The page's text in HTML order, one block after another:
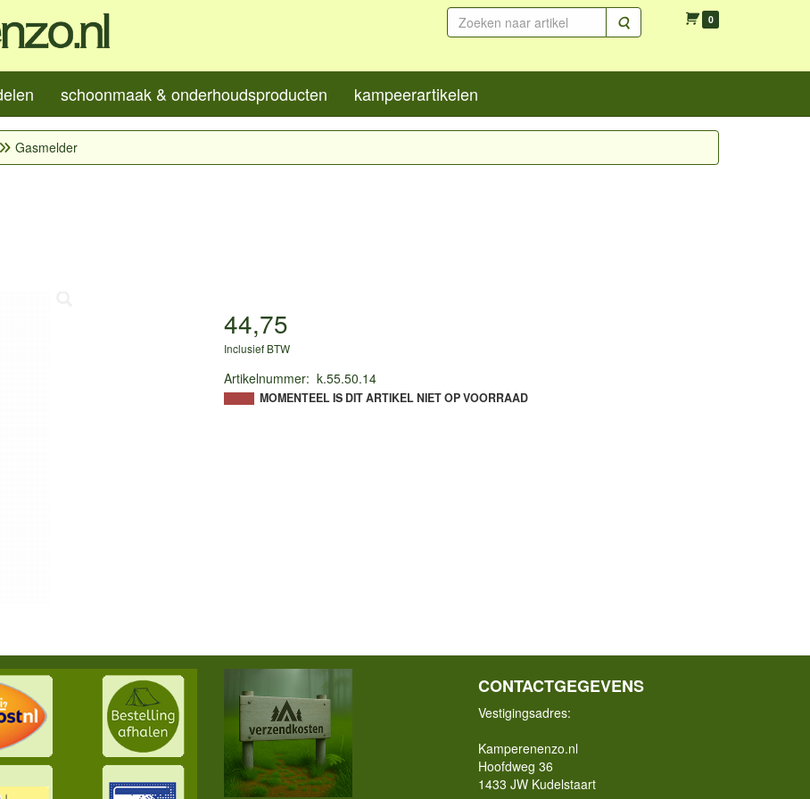
Zoeken 0
schoonmaak & onderhoudsproducten kampeerartikelen
Gasmelder
44,75
Inclusief BTW
Artikelnummer: k.55.50.14
MOMENTEEL IS DIT ARTIKEL NIET OP VOORRAAD
CONTACTGEGEVENS
Vestigingsadres:
Kamperenenzo.nl
Hoofdweg 36
1433 JW Kudelstaart